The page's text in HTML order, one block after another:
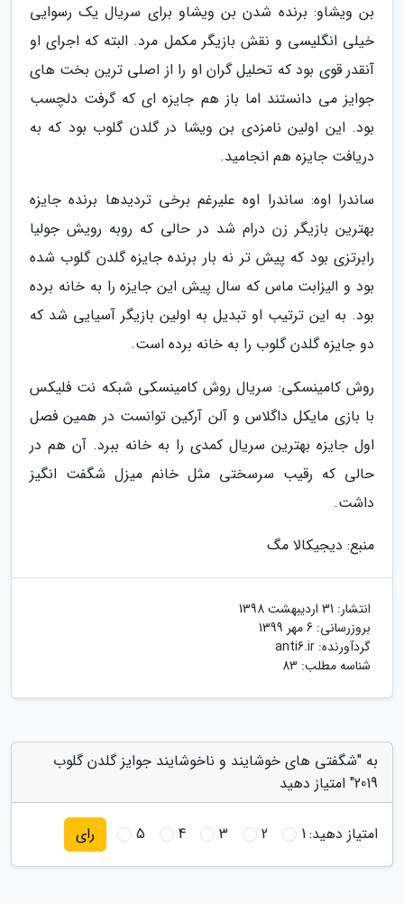
بن ویشاو: برنده شدن بن ویشاو برای سریال یک رسوایی
خیلی انگلیسی و نقش بازیگر مکمل مرد. البته که اجرای او
آنقدر قوی بود که تحلیل گران او را از اصلی ترین بخت های
جوایز می دانستند اما باز هم جایزه ای که گرفت دلچسب
بود. این اولین نامزدی بن ویشا در گلدن گلوب بود که به
دریافت جایزه هم انجامید.
ساندرا اوه: ساندرا اوه علیرغم برخی تردیدها برنده جایزه
بهترین بازیگر زن درام شد در حالی که روبه رویش جولیا
رابرتزی بود که پیش تر نه بار برنده جایزه گلدن گلوب شده
بود و الیزابت ماس که سال پیش این جایزه را به خانه برده
بود. به این ترتیب او تبدیل به اولین بازیگر آسیایی شد که
دو جایزه گلدن گلوب را به خانه برده است.
روش کامینسکی: سریال روش کامینسکی شبکه نت فلیکس
با بازی مایکل داگلاس و آلن آرکین توانست در همین فصل
اول جایزه بهترین سریال کمدی را به خانه ببرد. آن هم در
حالی که رقیب سرسختی مثل خانم میزل شگفت انگیز
داشت.
منبع: دیجیکالا مگ
انتشار: 31 اردیبهشت 1398
بروزرسانی: 6 مهر 1399
گردآورنده: anti6.ir
شناسه مطلب: 83
به "شگفتی های خوشایند و ناخوشایند جوایز گلدن گلوب
2019" امتیاز دهید
امتیاز دهید:1
2
3
4
5 رای